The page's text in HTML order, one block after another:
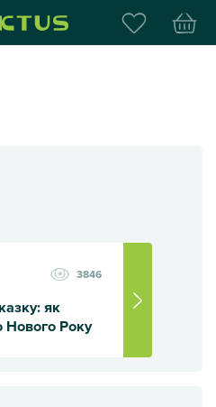
Інтернет-магазин
3846
як
Нового Року